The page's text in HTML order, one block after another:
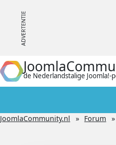
de Nederlandstalige Joomla!-
JoomlaCommunity.nl Forum